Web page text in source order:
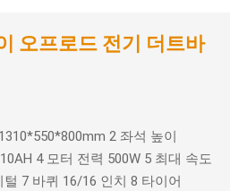
오프로드 전기 더트바
2 좌석 높이
4 모터 전력 500W 5 최대 속도
7 바퀴 16/16 인치 8 타이어